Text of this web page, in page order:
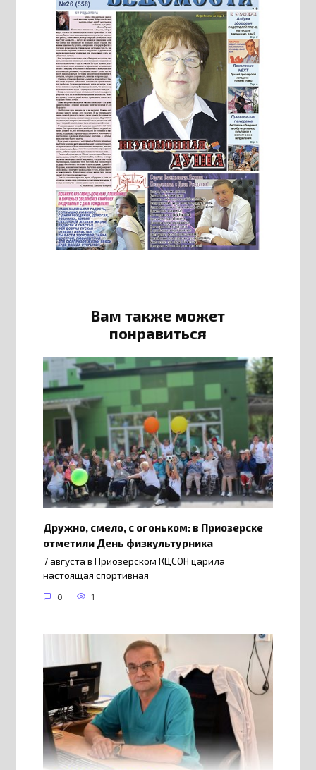
Вам также может
понравиться
Дружно, смело, с огоньком: в Приозерске
отметили День физкультурника
7 августа в Приозерском КЦСОН царила
настоящая спортивная
0 1